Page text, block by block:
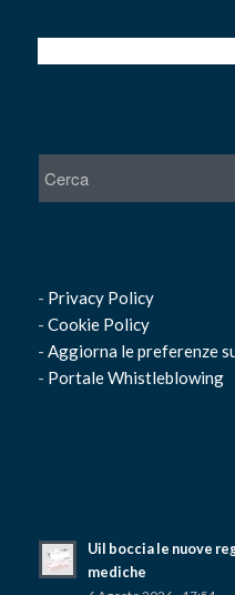
- Privacy Policy
- Cookie Policy
- Aggiorna le preferenze
- Portale Whistleblowing
Uil boccia le nuove
mediche